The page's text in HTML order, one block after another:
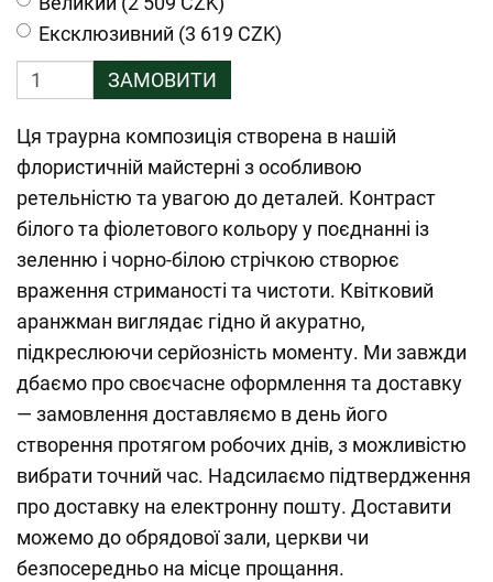
Ексклюзивний (3 619 CZK)
ЗАМОВИТИ
Ця траурна композиція створена в нашій
флористичній майстерні з особливою
ретельністю та увагою до деталей. Контраст
білого та фіолетового кольору у поєднанні із
зеленню і чорно-білою стрічкою створює
враження стриманості та чистоти. Квітковий
аранжман виглядає гідно й акуратно,
підкреслюючи серйозність моменту. Ми завжди
дбаємо про своєчасне оформлення та доставку
— замовлення доставляємо в день його
створення протягом робочих днів, з можливістю
вибрати точний час. Надсилаємо підтвердження
про доставку на електронну пошту. Доставити
можемо до обрядової зали, церкви чи
безпосередньо на місце прощання.